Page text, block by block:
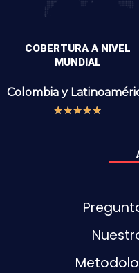
COBERTURA A NIVEL
MUNDIAL
Colombia y
★★★★★